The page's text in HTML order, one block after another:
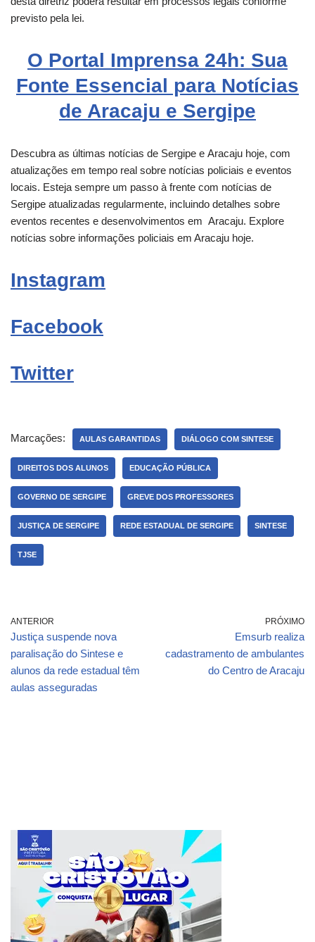
previsto pela lei.
O Portal Imprensa 24h: Sua
Fonte Essencial para Notícias
de Aracaju e Sergipe
Descubra as últimas notícias de Sergipe e Aracaju hoje, com
atualizações em tempo real sobre notícias policiais e eventos
locais. Esteja sempre um passo à frente com notícias de
Sergipe atualizadas regularmente, incluindo detalhes sobre
eventos recentes e desenvolvimentos em Aracaju. Explore
notícias sobre informações policiais em Aracaju hoje.
Instagram
Facebook
Twitter
Marcações: AULAS GARANTIDAS DIÁLOGO COM SINTESE
DIREITOS DOS ALUNOS EDUCAÇÃO PÚBLICA
GOVERNO DE SERGIPE GREVE DOS PROFESSORES
JUSTIÇA DE SERGIPE REDE ESTADUAL DE SERGIPE SINTESE
TJSE
ANTERIOR
Justiça suspende nova
paralisação do Sintese e
alunos da rede estadual têm
aulas asseguradas
PRÓXIMO
Emsurb realiza
cadastramento de ambulantes
do Centro de Aracaju